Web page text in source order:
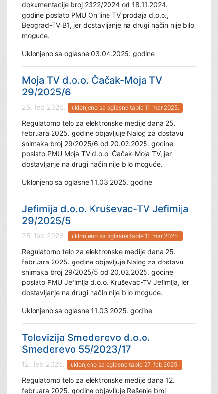
dokumentacije broj 2322/2024 od 18.11.2024.
godine poslato PMU On line TV prodaja d.o.o.,
Beograd-TV B1, jer dostavljanje na drugi način nije bilo
moguće.
Uklonjeno sa oglasne 03.04.2025. godine
Moja TV d.o.o. Čačak-Moja TV
29/2025/6
25. feb 2025. uklonjeno sa oglasne table 11. mar 2025.
Regulatorno telo za elektronske medije dana 25.
februara 2025. godine objavljuje Nalog za dostavu
snimaka broj 29/2025/6 od 20.02.2025. godine
poslato PMU Moja TV d.o.o. Čačak-Moja TV, jer
dostavljanje na drugi način nije bilo moguće.
Uklonjeno sa oglasne 11.03.2025. godine
Jefimija d.o.o. Kruševac-TV Jefimija
29/2025/5
25. feb 2025. uklonjeno sa oglasne table 11. mar 2025.
Regulatorno telo za elektronske medije dana 25.
februara 2025. godine objavljuje Nalog za dostavu
snimaka broj 29/2025/5 od 20.02.2025. godine
poslato PMU Jefimija d.o.o. Kruševac-TV Jefimija, jer
dostavljanje na drugi način nije bilo moguće.
Uklonjeno sa oglasne 11.03.2025. godine
Televizija Smederevo d.o.o.
Smederevo 55/2023/17
12. feb 2025. uklonjeno sa oglasne table 27. feb 2025.
Regulatorno telo za elektronske medije dana 12.
februara 2025. godine objavljuje Rešenje broj